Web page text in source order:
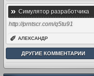
» Симулятор разработчика
игр / Game Dev Tycoon v1.5.12
(2013) [Rus / UA / Eng] +
редактор
http://prntscr.com/q5tu91
✐ АЛЕКСАНДР
ДРУГИЕ КОММЕНТАРИИ